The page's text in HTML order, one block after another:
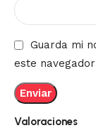
Valoraciones
Guarda mi
este